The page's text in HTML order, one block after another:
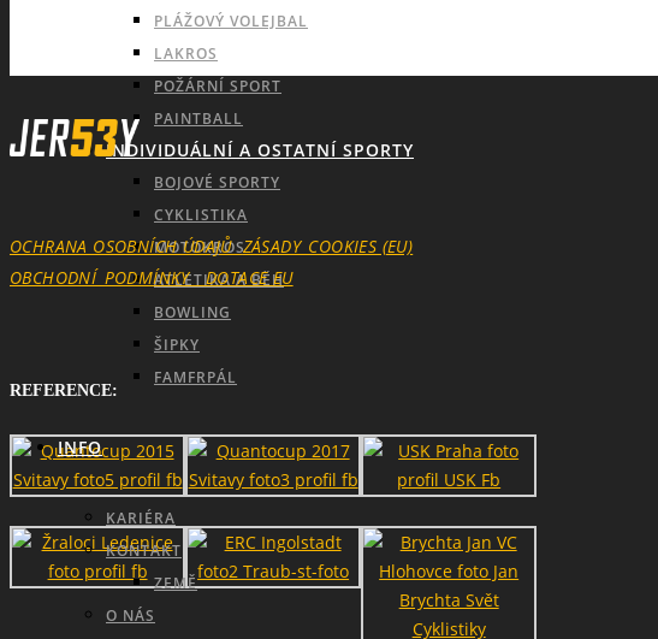
PLÁŽOVÝ VOLEJBAL
LAKROS
POŽÁRNÍ SPORT
PAINTBALL
INDIVIDUÁLNÍ A OSTATNÍ SPORTY
BOJOVÉ SPORTY
CYKLISTIKA
MOTOKROS
ATLETIKA A BĚH
BOWLING
ŠIPKY
FAMFRPÁL
INFO
KARIÉRA
KONTAKT
ZEMĚ
O NÁS
OCHRANA OSOBNÍCH ÚDAJŮZÁSADY_COOKIES (EU)
OBCHODNÍ_PODMÍNKYDOTACE EU
REFERENCE: